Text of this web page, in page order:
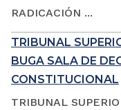
RADICACIÓN ...
TRIBUNAL
BUGA SALA DE
CONSTITUCIONAL
TRIBUNAL